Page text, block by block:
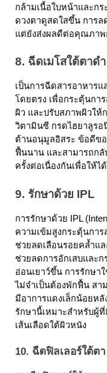
กล้ามเนื้อใบหน้าและก
ดวงตาดูสดใสขึ้น การล
แต่ยังส่งผลดีต่อคุณภา
8. ฉีดเมโสใต้ตาดำ
เป็นการฉีดสารอาหาร
โดยตรง เพื่อกระตุ้นกา
ผิว และปรับสภาพผิวให้
วิตามินซี กรดไฮยาลูร
ต้านอนุมูลอิสระ ข้อดีขอ
ฟื้นนาน และสามารถก
ครั้งต่อเนื่องกันเพื่อให้
9. รักษาด้วย IPL
การรักษาด้วย IPL
ความเข้มสูงกระตุ้นกา
ช่วยลดเลือนรอยคล้ำแ
ช่วยลดการอักเสบและ
อ่อนเยาว์ขึ้น การรักษา
ไม่จำเป็นต้องพักฟื้น สา
มีอาการแดงเล็กน้อยห
รักษานี้เหมาะสำหรับผู้
เส้นเลือดใต้ผิวหนัง
10. ฉีดฟิลเลอร์ใต้ตา